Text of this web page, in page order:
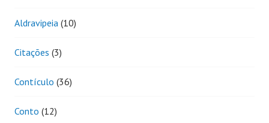
Aldravipeia (10)
Citações (3)
Contículo (36)
Conto (12)